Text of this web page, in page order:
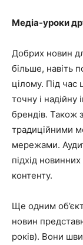
Медіа-уроки
Добрих новин
більше, навіть
цілому. Під час
точну і надійну
брендів. Також
традиційними
мережами.
підхід новинних
контенту.
Ще одним
новин
років). Вони